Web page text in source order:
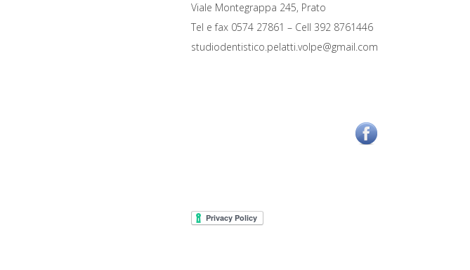
Viale Montegrappa 245, Prato
Tel e fax 0574 27861 – Cell 392 8761446
studiodentistico.pelatti.volpe@gmail.com